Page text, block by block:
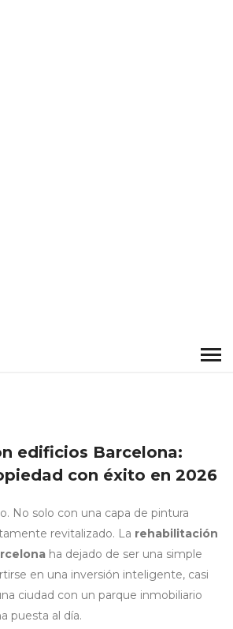
edificios Barcelona:
con éxito en 2026
No solo con una capa de pintura
revitalizado. La rehabilitación
ha dejado de ser una simple
en una inversión inteligente, casi
ciudad con un parque inmobiliario
puesta al día.